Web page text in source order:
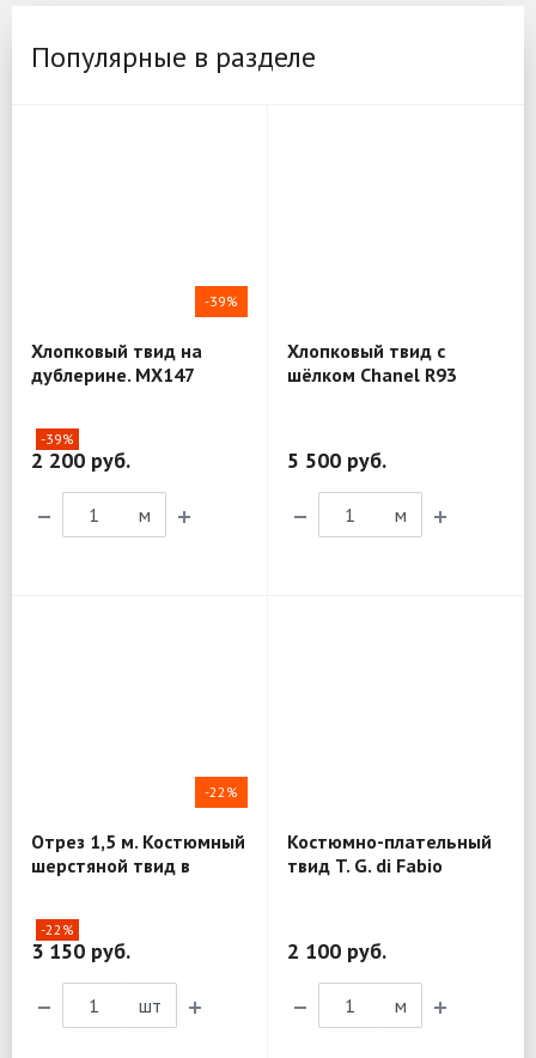
Популярные в разделе
-39%
Хлопковый твид на
дублерине. MX147
-39%
2 200 руб.
м
Хлопковый твид с
шёлком Chanel R93
5 500 руб.
м
-22%
Отрез 1,5 м. Костюмный
шерстяной твид в
-22%
3 150 руб.
шт
Костюмно-плательный
твид T. G. di Fabio
2 100 руб.
м